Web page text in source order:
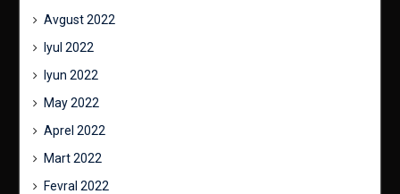
Avgust 2022
Iyul 2022
Iyun 2022
May 2022
Aprel 2022
Mart 2022
Fevral 2022